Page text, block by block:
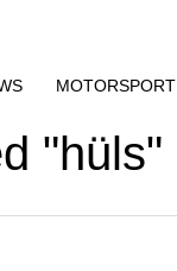
MOTORSPORT
"hüls"